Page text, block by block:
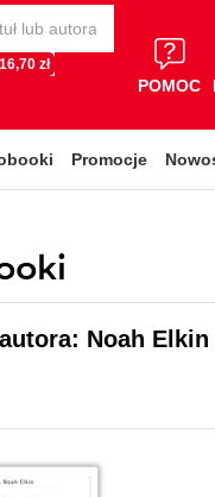
zł
POMOC
Promocje
Noah